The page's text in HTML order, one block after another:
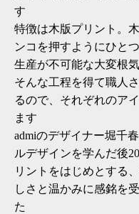
す
特徴は木版プリント。
ンコを押すようにひと
生産が不可能な大変根
そんな工程を得て職人
るので、それぞれのア
ます
admiのデザイナー堀千
ルデザインを学んだ後
リントをはじめとする
しさと温かみに感銘を
た